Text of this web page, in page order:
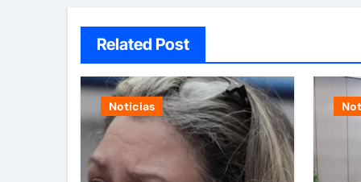
Related Post
Noticias